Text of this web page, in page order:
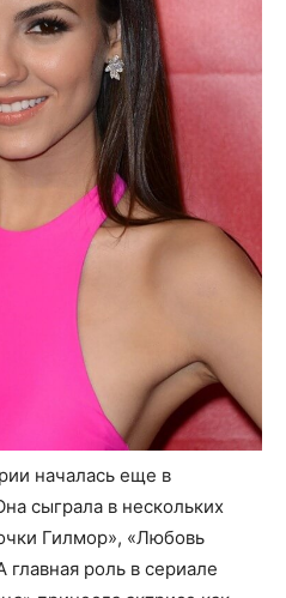
началась еще в
сыграла в нескольких
Гилмор», «Любовь
главная роль в сериале